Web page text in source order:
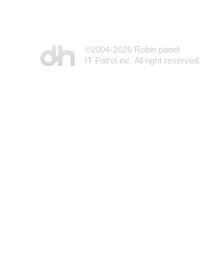
©2004-2026 Robin panel
IT Patrol inc. All right reserved.